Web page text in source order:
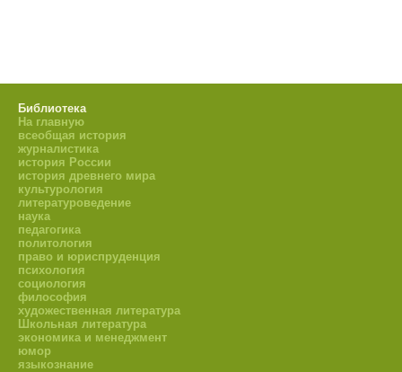
Библиотека
На главную
всеобщая история
журналистика
история России
история древнего мира
культурология
литературоведение
наука
педагогика
политология
право и юриспруденция
психология
социология
философия
художественная литература
Школьная литература
экономика и менеджмент
юмор
языкознание